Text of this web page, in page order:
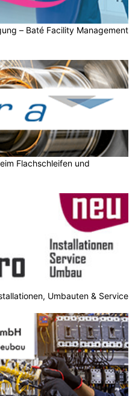
– Baté Facility Management
Flachschleifen und
Umbauten & Service